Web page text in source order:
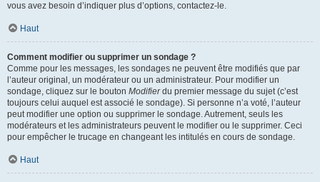
vous avez besoin d’indiquer plus d’options, contactez-le.
Haut
Comment modifier ou supprimer un sondage ?
Comme pour les messages, les sondages ne peuvent être modifiés que par
l’auteur original, un modérateur ou un administrateur. Pour modifier un
sondage, cliquez sur le bouton Modifierdu premier message du sujet (c’est
toujours celui auquel est associé le sondage). Si personne n’a voté, l’auteur
peut modifier une option ou supprimer le sondage. Autrement, seuls les
modérateurs et les administrateurs peuvent le modifier ou le supprimer. Ceci
pour empêcher le trucage en changeant les intitulés en cours de sondage.
Haut